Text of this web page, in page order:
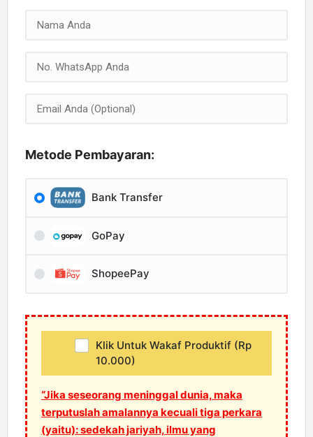
Metode Pembayaran:
Bank Transfer
GoPay
ShopeePay
Klik Untuk Wakaf Produktif (Rp
10.000)
“Jika seseorang meninggal dunia, maka
terputuslah amalannya kecuali tiga perkara
(yaitu): sedekah jariyah, ilmu yang